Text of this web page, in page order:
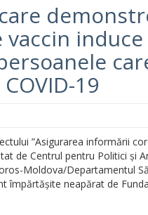
vaccin
19
”Asigurarea informării
de Centrul pentru Politici și
Moldova/Departamentul
împărtășite neapărat de